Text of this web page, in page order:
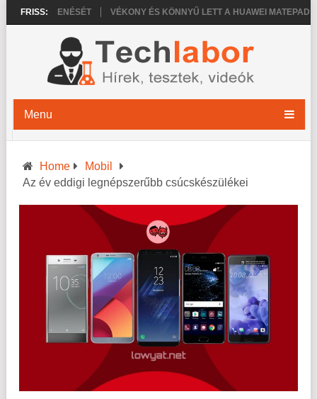
FRISS: VÉKONY ÉS KÖNNYŰ LETT A HUAWEI MATEPAD PRO
Menu
Home
Mobil
Az év eddigi legnépszerűbb csúcskészülékei